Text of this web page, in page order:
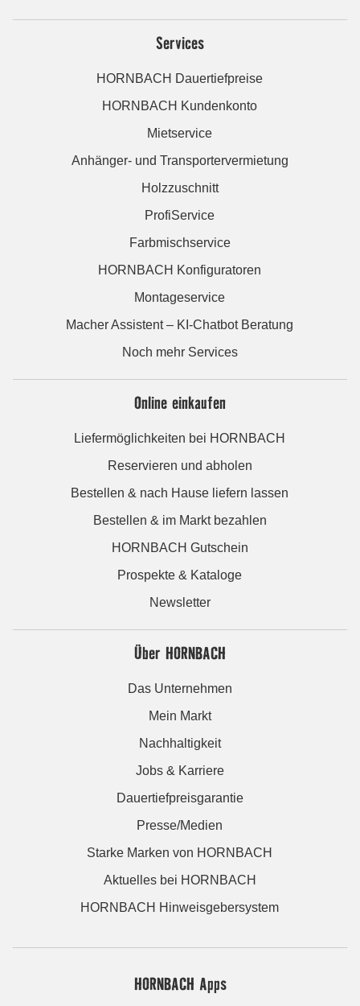
Services
HORNBACH Dauertiefpreise
HORNBACH Kundenkonto
Mietservice
Anhänger- und Transportervermietung
Holzzuschnitt
ProfiService
Farbmischservice
HORNBACH Konfiguratoren
Montageservice
Macher Assistent – KI-Chatbot Beratung
Noch mehr Services
Online einkaufen
Liefermöglichkeiten bei HORNBACH
Reservieren und abholen
Bestellen & nach Hause liefern lassen
Bestellen & im Markt bezahlen
HORNBACH Gutschein
Prospekte & Kataloge
Newsletter
Über HORNBACH
Das Unternehmen
Mein Markt
Nachhaltigkeit
Jobs & Karriere
Dauertiefpreisgarantie
Presse/Medien
Starke Marken von HORNBACH
Aktuelles bei HORNBACH
HORNBACH Hinweisgebersystem
HORNBACH Apps